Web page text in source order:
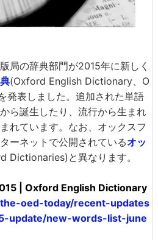
局の辞典部門が2015年に新しく
(Oxford English Dictionary、O
発表しました。追加された単語
ら誕生したり、流行から生まれ
れています。なお、オックスフ
ーネットで公開されているオッ
Dictionaries)と異なります。
| Oxford English Dictionary
oed-today/recent-updates
update/new-words-list-june